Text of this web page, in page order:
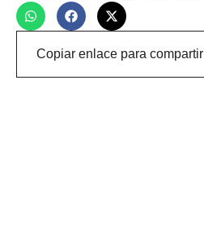
Copiar enlace para compartir